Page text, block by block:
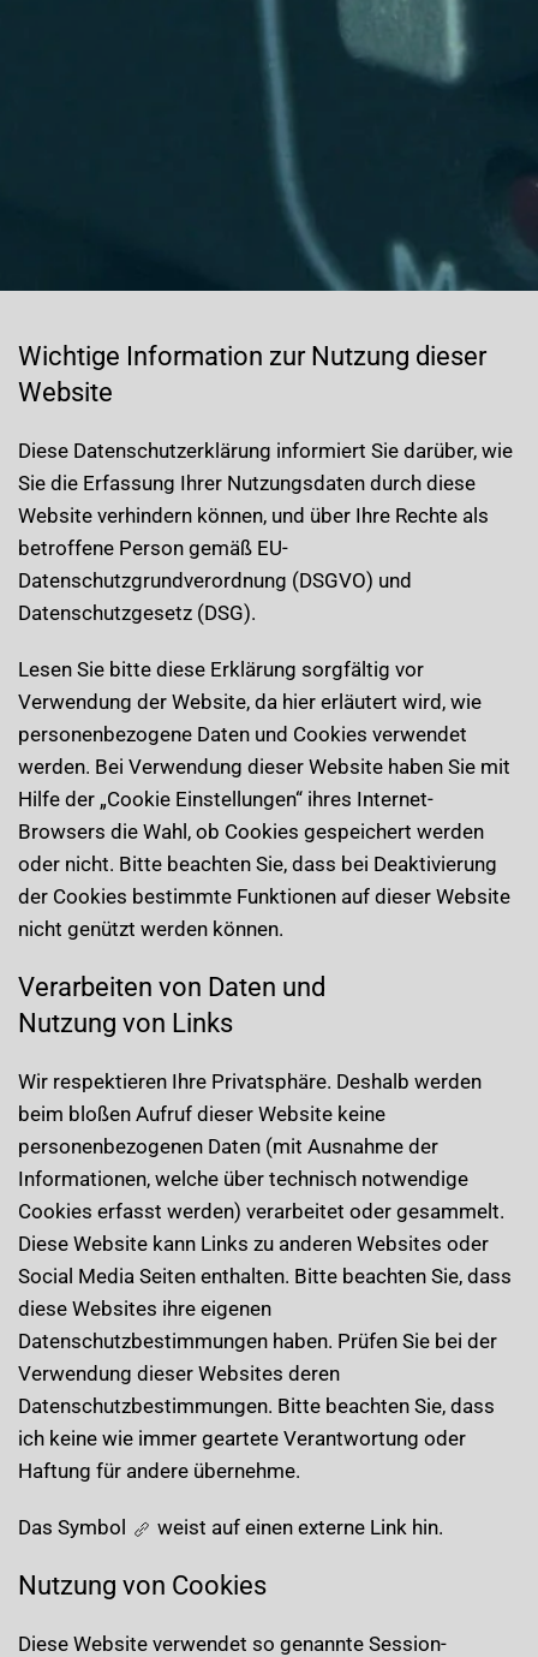
Wichtige Information zur Nutzung dieser
Website
Diese Datenschutzerklärung informiert Sie darüber, wie
Sie die Erfassung Ihrer Nutzungsdaten durch diese
Website verhindern können, und über Ihre Rechte als
betroffene Person gemäß EU-
Datenschutzgrundverordnung (DSGVO) und
Datenschutzgesetz (DSG).
Lesen Sie bitte diese Erklärung sorgfältig vor
Verwendung der Website, da hier erläutert wird, wie
personenbezogene Daten und Cookies verwendet
werden. Bei Verwendung dieser Website haben Sie mit
Hilfe der „Cookie Einstellungen“ ihres Internet-
Browsers die Wahl, ob Cookies gespeichert werden
oder nicht. Bitte beachten Sie, dass bei Deaktivierung
der Cookies bestimmte Funktionen auf dieser Website
nicht genützt werden können.
Verarbeiten von Daten und
Nutzung von Links
Wir respektieren Ihre Privatsphäre. Deshalb werden
beim bloßen Aufruf dieser Website keine
personenbezogenen Daten (mit Ausnahme der
Informationen, welche über technisch notwendige
Cookies erfasst werden) verarbeitet oder gesammelt.
Diese Website kann Links zu anderen Websites oder
Social Media Seiten enthalten. Bitte beachten Sie, dass
diese Websites ihre eigenen
Datenschutzbestimmungen haben. Prüfen Sie bei der
Verwendung dieser Websites deren
Datenschutzbestimmungen. Bitte beachten Sie, dass
ich keine wie immer geartete Verantwortung oder
Haftung für andere übernehme.
Das Symbol weist auf einen externe Link hin.
Nutzung von Cookies
Diese Website verwendet so genannte Session-